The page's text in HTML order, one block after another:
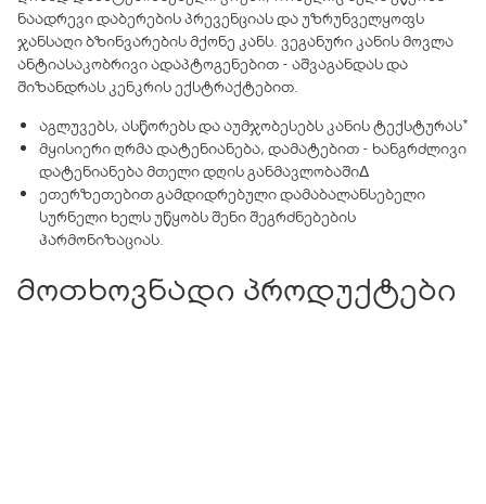
ნაადრევი დაბერების პრევენციას და უზრუნველყოფს
ჯანსაღი ბზინვარების მქონე კანს. ვეგანური კანის მოვლა
ანტიასაკობრივი ადაპტოგენებით - აშვაგანდას და
შიზანდრას კენკრის ექსტრაქტებით.
აგლუვებს, ასწორებს და აუმჯობესებს კანის ტექსტურას*
მყისიერი ღრმა დატენიანება, დამატებით - ხანგრძლივი
დატენიანება მთელი დღის განმავლობაშიΔ
ეთერზეთებით გამდიდრებული დამაბალანსებელი
სურნელი ხელს უწყობს შენი შეგრძნებების
ჰარმონიზაციას.
მოთხოვნადი პროდუქტები